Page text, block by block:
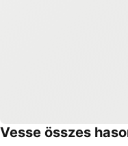
Vesse összes